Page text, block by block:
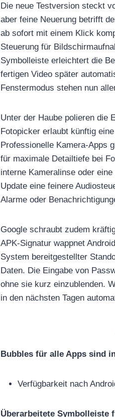
Die neue Testversion steckt
aber feine Neuerung betrifft
ab sofort mit einem Klick
Steuerung für
Symbolleiste erleichtert die
fertigen Video später
Fenstermodus stehen nun
Unter der Haube polieren die
Fotopicker erlaubt künftig
Professionelle Kamera-Apps
für maximale Detailtiefe bei
interne Kameralinse oder
Update eine feinere
Alarme oder
Google schraubt zudem
APK-Signatur wappnet
System bereitgestellter
Daten. Die Eingabe von
ohne sie kurz einzublenden.
in den nächsten Tagen
Bubbles für alle Apps sind
Verfügbarkeit nach
Überarbeitete Symbolleiste